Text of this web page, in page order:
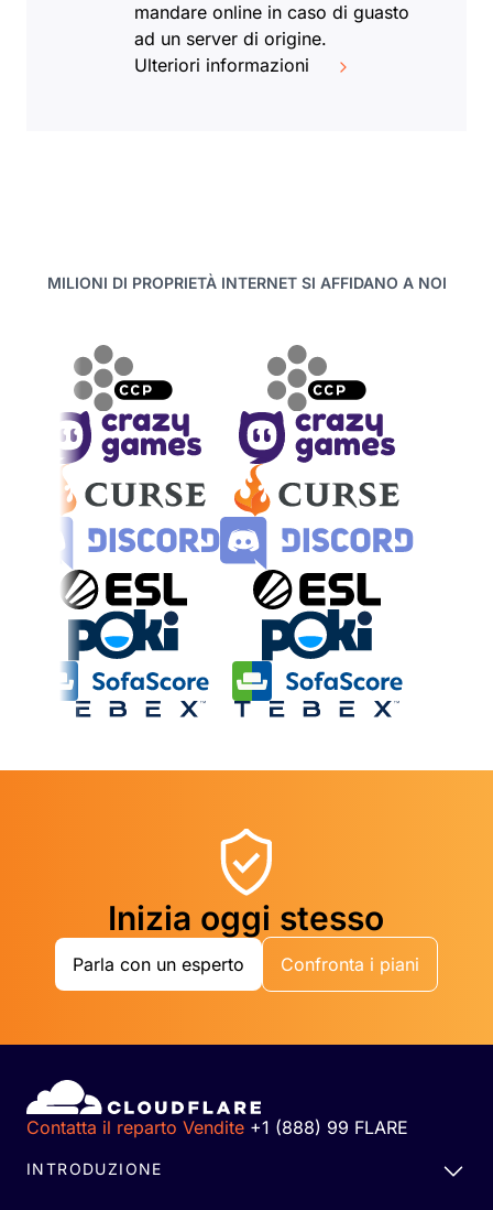
mandare online in caso di guasto
ad un server di origine.
Ulteriori informazioni
MILIONI DI PROPRIETÀ INTERNET SI AFFIDANO A NOI
Inizia oggi stesso
Parla con un esperto Confronta i piani
Contatta il reparto Vendite +1 (888) 99 FLARE
INTRODUZIONE